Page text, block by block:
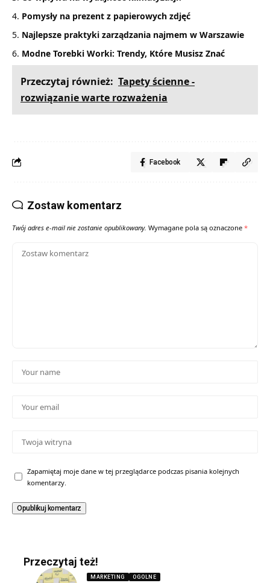
Pomysły na prezent z papierowych zdjęć
Najlepsze praktyki zarządzania najmem w Warszawie
Modne Torebki Worki: Trendy, Które Musisz Znać
Przeczytaj również: Tapety ścienne -
rozwiązanie warte rozważenia
Facebook
Zostaw komentarz
Twój adres e-mail nie zostanie opublikowany. Wymagane pola są oznaczone *
Zapamiętaj moje dane w tej przeglądarce podczas pisania kolejnych
komentarzy.
Przeczytaj też!
MARKETING OGOLNE